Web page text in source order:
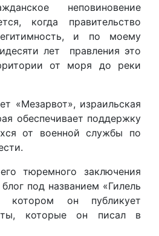
неповиновение
когда правительство
и по моему
лет правления это
от моря до реки
«Мезарвот», израильская
обеспечивает поддержку
от военной службы по
тюремного заключения
под названием «Гилель
котором он публикует
которые он писал в